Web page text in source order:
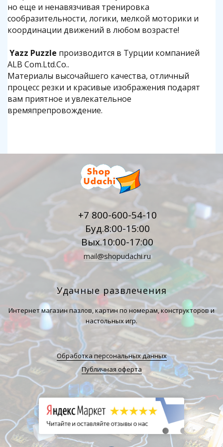
но еще и ненавязчивая тренировка
сообразительности, логики, мелкой моторики и
координации движений в любом возрасте!
Yazz Puzzle производится в Турции компанией
ALB Com.Ltd.Co..
Материалы высочайшего качества, отличный
процесс резки и красивые изображения подарят
вам приятное и увлекательное
времяпрепровождение.
+7 800-600-54-10
Буд.8:00-15:00
Вых.10:00-17:00
mail@shopudachi.ru
Удачные развлечения
Интернет магазин пазлов, картин по номерам, конструкторов и
настольных игр.
Обработка персональных данных
Публичная оферта